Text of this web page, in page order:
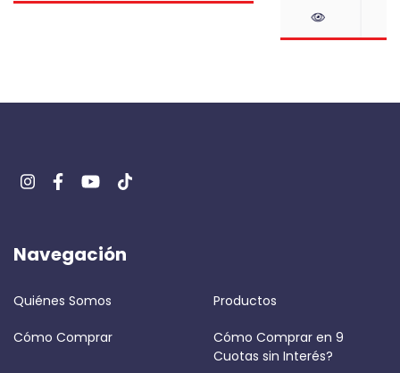
Navegación
Quiénes Somos Productos
Cómo Comprar
Cómo Comprar en 9
Cuotas sin Interés?